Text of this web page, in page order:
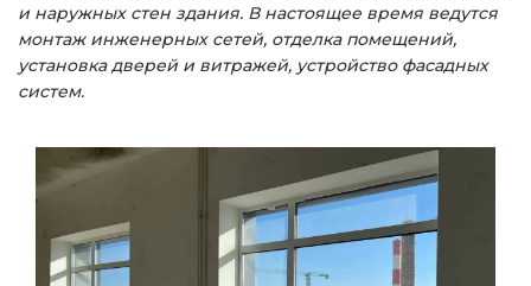
и наружных стен здания. В настоящее время ведутся
монтаж инженерных сетей, отделка помещений,
установка дверей и витражей, устройство фасадных
систем.